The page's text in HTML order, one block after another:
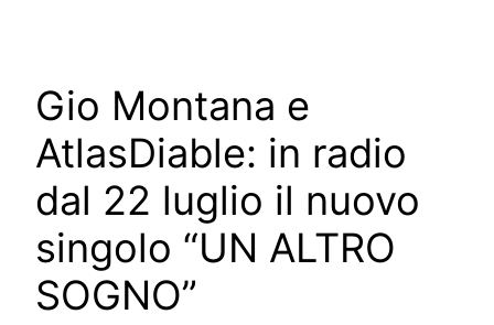
Gio Montana e
AtlasDiable: in radio
dal 22 luglio il nuovo
singolo “UN ALTRO
SOGNO”